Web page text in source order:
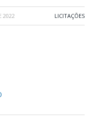
2022 LICITAÇÕES